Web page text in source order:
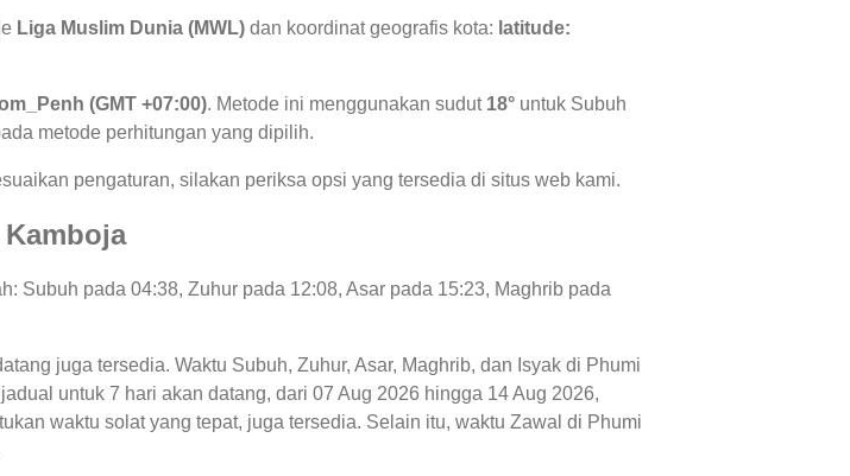
Liga Muslim Dunia (MWL) dan koordinat geografis kota: latitude:
(GMT +07:00). Metode ini menggunakan sudut 18° untuk Subuh
metode perhitungan yang dipilih.
pengaturan, silakan periksa opsi yang tersedia di situs web kami.
Subuh pada 04:38, Zuhur pada 12:08, Asar pada 15:23, Maghrib pada
juga tersedia. Waktu Subuh, Zuhur, Asar, Maghrib, dan Isyak di Phumi
untuk 7 hari akan datang, dari 07 Aug 2026 hingga 14 Aug 2026,
waktu solat yang tepat, juga tersedia. Selain itu, waktu Zawal di Phumi